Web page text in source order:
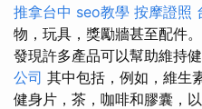
推拿台中 seo教學 按摩證照
物，玩具，獎勵牆甚至配件
發現許多產品可以幫助維持
公司 其中包括，例如，維生
健身片，茶，咖啡和膠囊，